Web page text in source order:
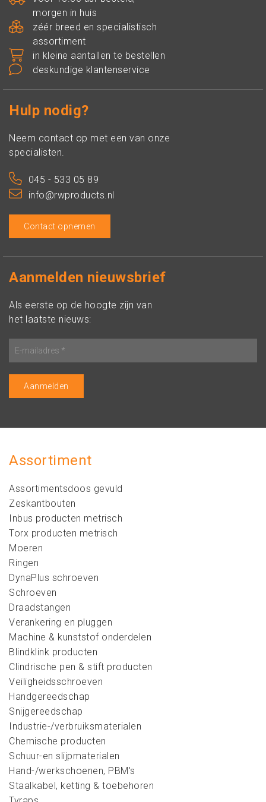
morgen in huis
zéér breed en specialistisch
assortiment
in kleine aantallen te bestellen
deskundige klantenservice
Hulp nodig?
Neem contact op met een van onze
specialisten.
045 - 533 05 89
info@rwproducts.nl
Contact opnemen
Aanmelden nieuwsbrief
Als eerste op de hoogte zijn van
het laatste nieuws:
Assortiment
Assortimentsdoos gevuld
Zeskantbouten
Inbus producten metrisch
Torx producten metrisch
Moeren
Ringen
DynaPlus schroeven
Schroeven
Draadstangen
Verankering en pluggen
Machine & kunststof onderdelen
Blindklink producten
Clindrische pen & stift producten
Veiligheidsschroeven
Handgereedschap
Snijgereedschap
Industrie-/verbruiksmaterialen
Chemische producten
Schuur-en slijpmaterialen
Hand-/werkschoenen, PBM's
Staalkabel, ketting & toebehoren